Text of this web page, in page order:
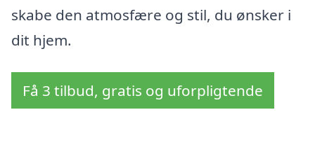
skabe den atmosfære og stil, du ønsker i
dit hjem.
Få 3 tilbud, gratis og uforpligtende